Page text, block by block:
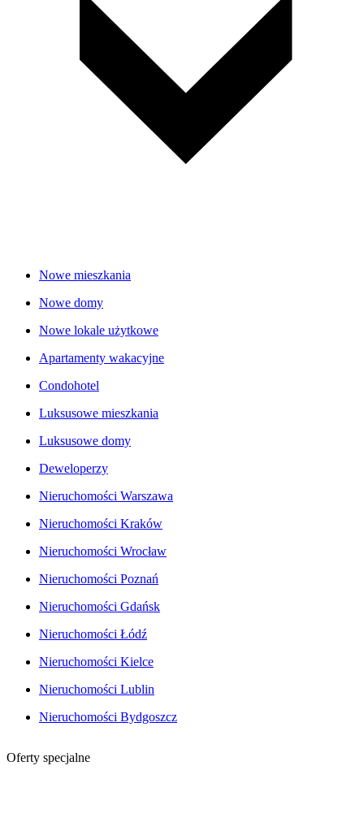
Nowe mieszkania
Nowe domy
Nowe lokale użytkowe
Apartamenty wakacyjne
Condohotel
Luksusowe mieszkania
Luksusowe domy
Deweloperzy
Nieruchomości Warszawa
Nieruchomości Kraków
Nieruchomości Wrocław
Nieruchomości Poznań
Nieruchomości Gdańsk
Nieruchomości Łódź
Nieruchomości Kielce
Nieruchomości Lublin
Nieruchomości Bydgoszcz
Oferty specjalne